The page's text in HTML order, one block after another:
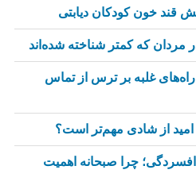
قند خون کودکان دیابتی
غلبه بر ترس از تماس
امید از شادی مهم‌تر است؟
چرا صبحانه اهمیت